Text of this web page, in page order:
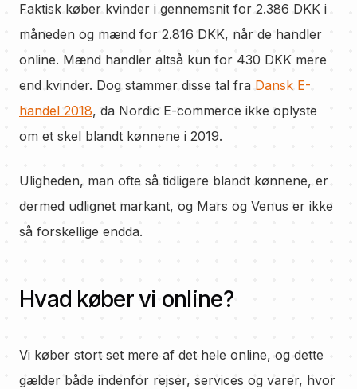
Faktisk køber kvinder i gennemsnit for 2.386 DKK i
måneden og mænd for 2.816 DKK, når de handler
online. Mænd handler altså kun for 430 DKK mere
end kvinder. Dog stammer disse tal fra Dansk E-
handel 2018, da Nordic E-commerce ikke oplyste
om et skel blandt kønnene i 2019.
Uligheden, man ofte så tidligere blandt kønnene, er
dermed udlignet markant, og Mars og Venus er ikke
så forskellige endda.
Hvad køber vi online?
Vi køber stort set mere af det hele online, og dette
gælder både indenfor rejser, services og varer, hvor